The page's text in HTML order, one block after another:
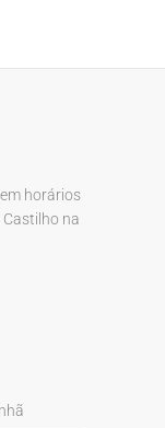
horários
na